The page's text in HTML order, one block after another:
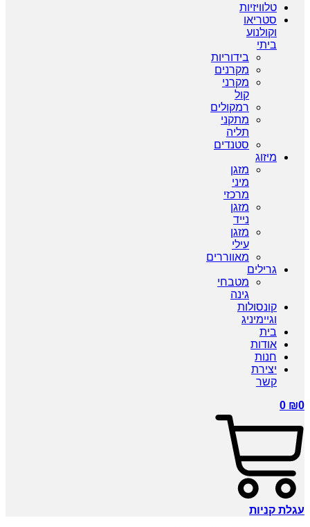
טלוויזיות
סטריאו
וקולנוע
ביתי
בידוריות
מקרנים
מקרני
קול
רמקולים
מתקני
תליה
סטנדים
מיזוג
מזגן
מיני
מרכזי
מזגן
נייד
מזגן
עילי
מאווררים
גרילים
מטבחי
גינה
קונסולות
וגיימיניג
בית
אודות
חנות
יצירת
קשר
₪0
0
עגלת קניות